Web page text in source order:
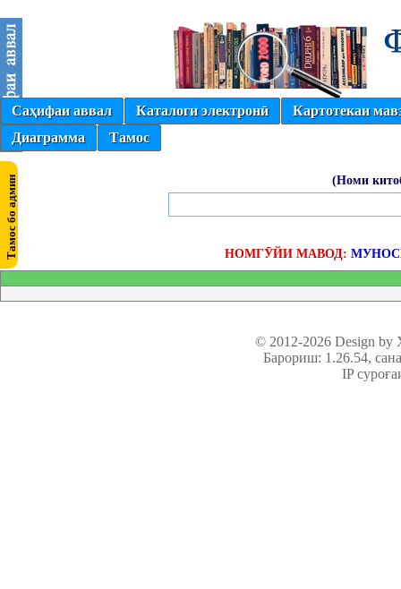
Саҳифаи аввал Каталоги электронӣ
Картотекаи
Диаграмма
Тамос
(Номи
НОМГӮЙИ МАВОД:
© 2012-2026 Design
Барориш: 1.26.54,
IP